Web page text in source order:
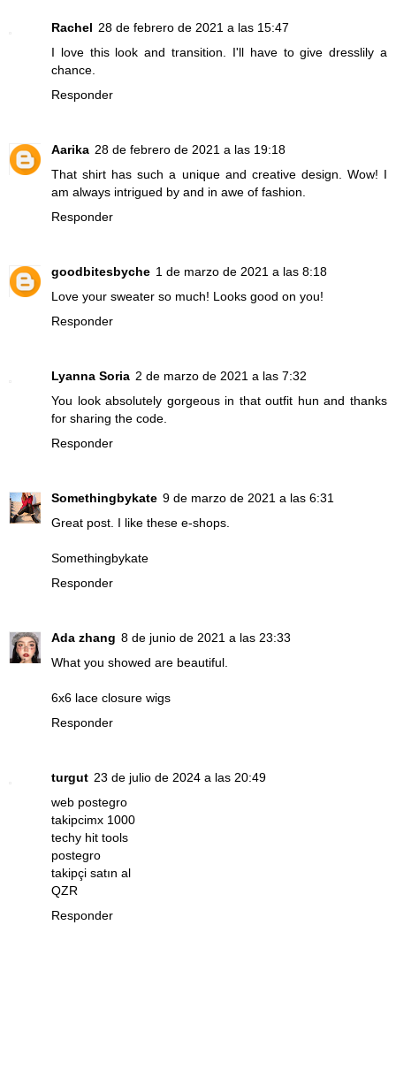
Rachel 28 de febrero de 2021 a las 15:47
I love this look and transition. I'll have to give dresslily a
chance.
Responder
Aarika 28 de febrero de 2021 a las 19:18
That shirt has such a unique and creative design. Wow! I
am always intrigued by and in awe of fashion.
Responder
goodbitesbyche 1 de marzo de 2021 a las 8:18
Love your sweater so much! Looks good on you!
Responder
Lyanna Soria 2 de marzo de 2021 a las 7:32
You look absolutely gorgeous in that outfit hun and thanks
for sharing the code.
Responder
Somethingbykate 9 de marzo de 2021 a las 6:31
Great post. I like these e-shops.
Somethingbykate
Responder
Ada zhang 8 de junio de 2021 a las 23:33
What you showed are beautiful.
6x6 lace closure wigs
Responder
turgut 23 de julio de 2024 a las 20:49
web postegro
takipcimx 1000
techy hit tools
postegro
takipçi satın al
QZR
Responder